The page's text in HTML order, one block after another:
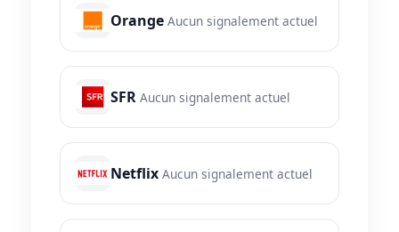
Orange Aucun signalement actuel
SFR Aucun signalement actuel
Netflix Aucun signalement actuel